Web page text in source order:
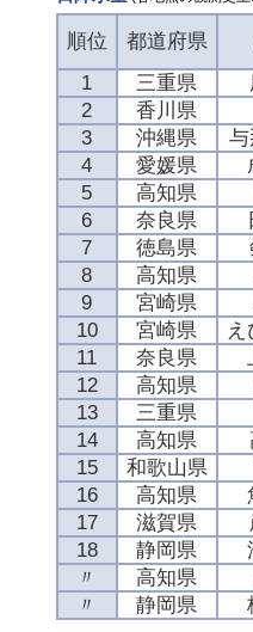
順位 都道府県
1
三重県
2
香川県
3
沖縄県
4
愛媛県
5
高知県
6
奈良県
7
徳島県
8
高知県
9
宮崎県
10
宮崎県
11
奈良県
12
高知県
13
三重県
14
高知県
15
和歌山県
16
高知県
17
滋賀県
18
静岡県
〃
高知県
〃
静岡県